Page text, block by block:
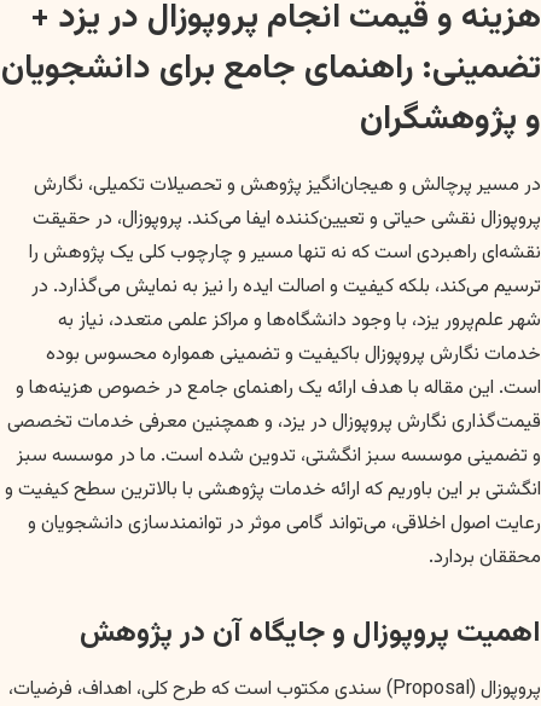
هزینه و قیمت انجام پروپوزال در یزد +
تضمینی: راهنمای جامع برای دانشجویان
و پژوهشگران
در مسیر پرچالش و هیجان‌انگیز پژوهش و تحصیلات تکمیلی، نگارش
پروپوزال نقشی حیاتی و تعیین‌کننده ایفا می‌کند. پروپوزال، در حقیقت
نقشه‌ای راهبردی است که نه تنها مسیر و چارچوب کلی یک پژوهش را
ترسیم می‌کند، بلکه کیفیت و اصالت ایده را نیز به نمایش می‌گذارد. در
شهر علم‌پرور یزد، با وجود دانشگاه‌ها و مراکز علمی متعدد، نیاز به
خدمات نگارش پروپوزال باکیفیت و تضمینی همواره محسوس بوده
است. این مقاله با هدف ارائه یک راهنمای جامع در خصوص هزینه‌ها و
قیمت‌گذاری نگارش پروپوزال در یزد، و همچنین معرفی خدمات تخصصی
و تضمینی موسسه سبز انگشتی، تدوین شده است. ما در موسسه سبز
انگشتی بر این باوریم که ارائه خدمات پژوهشی با بالاترین سطح کیفیت و
رعایت اصول اخلاقی، می‌تواند گامی موثر در توانمندسازی دانشجویان و
محققان بردارد.
اهمیت پروپوزال و جایگاه آن در پژوهش
پروپوزال (Proposal) سندی مکتوب است که طرح کلی، اهداف، فرضیات،